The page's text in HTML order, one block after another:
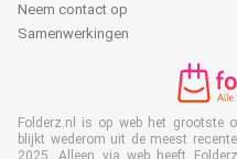
Neem contact op
Samenwerkingen
Folderz.nl is op web het grootste
blijkt wederom uit de meest
2025. Alleen via web heeft